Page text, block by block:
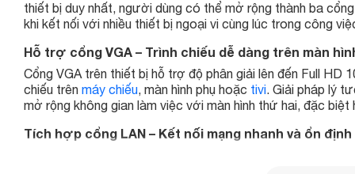
thiết bị duy nhất, người dùng có thể mở rộng thành ba
khi kết nối với nhiều thiết bị ngoại vi cùng lúc trong công
Hỗ trợ cổng VGA – Trình chiếu dễ dàng trên màn
Cổng VGA trên thiết bị hỗ trợ độ phân giải lên đến Full HD
chiếu trên máy chiếu, màn hình phụ hoặc tivi. Giải pháp lý
mở rộng không gian làm việc với màn hình thứ hai, đặc
Tích hợp cổng LAN – Kết nối mạng nhanh và ổn định